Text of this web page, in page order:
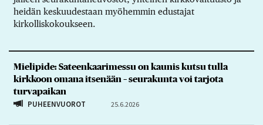
heidän keskuudestaan myöhemmin edustajat
kirkolliskokoukseen.
Mielipide: Sateenkaarimessu on kaunis kutsu tulla
kirkkoon omana itsenään – seurakunta voi tarjota
turvapaikan
PUHEENVUOROT 25.6.2026